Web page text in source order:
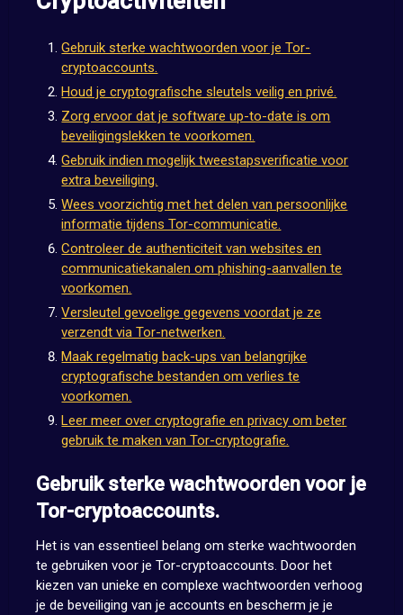
Gebruik sterke wachtwoorden voor je Tor-
cryptoaccounts.
Houd je cryptografische sleutels veilig en privé.
Zorg ervoor dat je software up-to-date is om
beveiligingslekken te voorkomen.
Gebruik indien mogelijk tweestapsverificatie voor
extra beveiliging.
Wees voorzichtig met het delen van persoonlijke
informatie tijdens Tor-communicatie.
Controleer de authenticiteit van websites en
communicatiekanalen om phishing-aanvallen te
voorkomen.
Versleutel gevoelige gegevens voordat je ze
verzendt via Tor-netwerken.
Maak regelmatig back-ups van belangrijke
cryptografische bestanden om verlies te
voorkomen.
Leer meer over cryptografie en privacy om beter
gebruik te maken van Tor-cryptografie.
Gebruik sterke wachtwoorden voor je
Tor-cryptoaccounts.
Het is van essentieel belang om sterke wachtwoorden
te gebruiken voor je Tor-cryptoaccounts. Door het
kiezen van unieke en complexe wachtwoorden verhoog
je de beveiliging van je accounts en bescherm je je